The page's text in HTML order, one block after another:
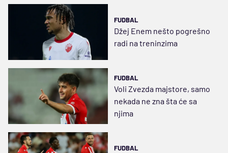
FUDBAL
Džej Enem nešto pogrešno
radi na treninzima
FUDBAL
Voli Zvezda majstore, samo
nekada ne zna šta će sa
njima
FUDBAL